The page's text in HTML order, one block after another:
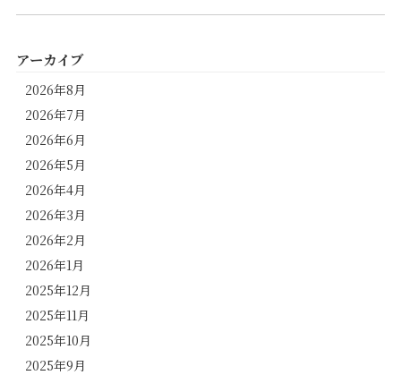
アーカイブ
2026年8月
2026年7月
2026年6月
2026年5月
2026年4月
2026年3月
2026年2月
2026年1月
2025年12月
2025年11月
2025年10月
2025年9月